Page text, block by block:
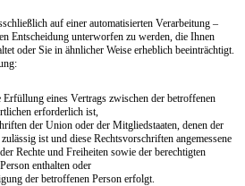
auf einer automatisierten Verarbeitung –
Entscheidung unterworfen zu werden, die Ihnen
oder Sie in ähnlicher Weise erheblich beeinträchtigt.
eines Vertrags zwischen der betroffenen
erforderlich ist,
der Union oder der Mitgliedstaaten, denen der
ist und diese Rechtsvorschriften angemessene
Rechte und Freiheiten sowie der berechtigten
enthalten oder
der betroffenen Person erfolgt.